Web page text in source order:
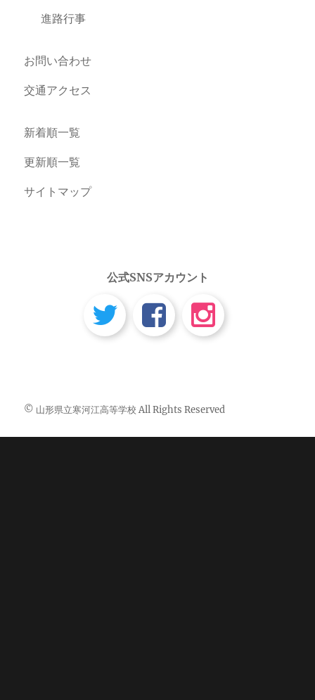
進路行事
お問い合わせ
交通アクセス
新着順一覧
更新順一覧
サイトマップ
公式SNSアカウント
© 山形県立寒河江高等学校 All Rights Reserved